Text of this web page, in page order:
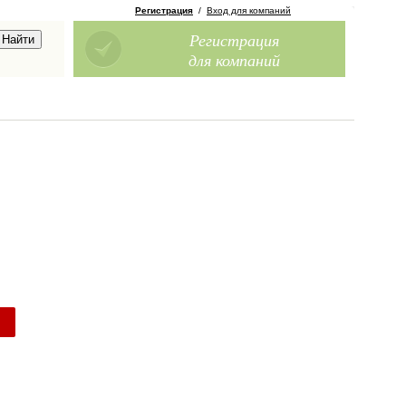
Регистрация / Вход для компаний
Регистрация
для компаний